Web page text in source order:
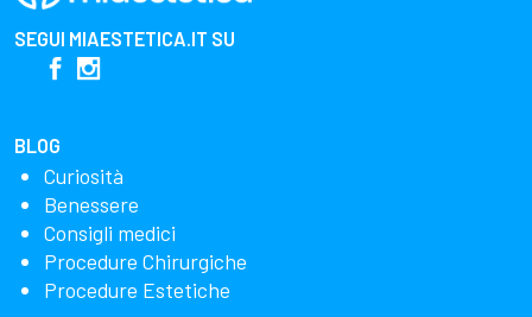
SEGUI MIAESTETICA.IT SU
BLOG
Curiosità
Benessere
Consigli medici
Procedure Chirurgiche
Procedure Estetiche